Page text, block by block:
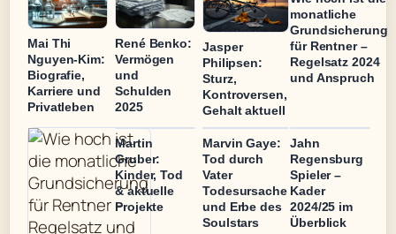
Mai Thi
Nguyen-Kim:
Biografie,
Karriere und
Privatleben
René Benko:
Vermögen
und
Schulden
2025
Jasper
Philipsen:
Sturz,
Kontroversen,
Gehalt aktuell
monatliche
Grundsicherung
für Rentner –
Regelsatz 2024
und Anspruch
Martin
Gruber:
Kinder, Tod
& aktuelle
Projekte
Marvin Gaye:
Tod durch
Vater
Todesursache
und Erbe des
Soulstars
Jahn
Regensburg
Spieler –
Kader
2024/25 im
Überblick